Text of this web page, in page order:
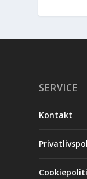
SERVICE
Kontakt